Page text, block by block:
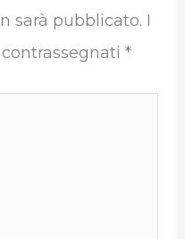
sarà pubblicato. I
*